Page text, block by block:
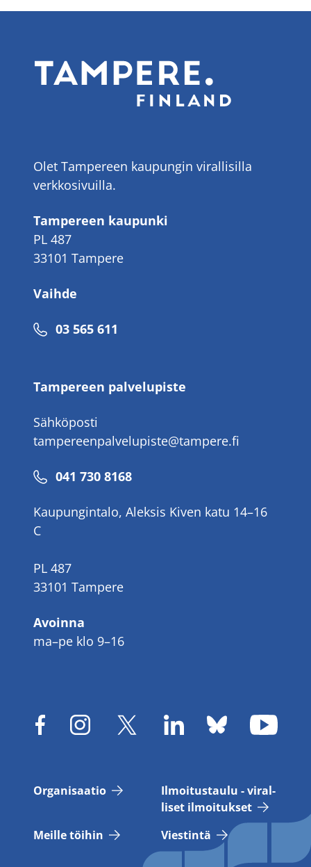
Olet Tampereen kaupungin virallisilla
verkkosivuilla.
Tampereen kaupunki
PL 487
33101 Tampere
Vaihde
Puhelinnumero
03 565 611
Tampereen palvelupiste
Sähköposti
tampereenpalvelupiste@tampere.fi
Puhelinnumero
041 730 8168
Kaupungintalo, Aleksis Kiven katu 14–16
C
PL 487
33101 Tampere
Avoinna
ma–pe klo 9–16
Or­ga­ni­saa­tio
Il­moi­tus­tau­lu - vi­ral­
li­set il­moi­tuk­set
Meil­le töi­hin
Vies­tin­tä